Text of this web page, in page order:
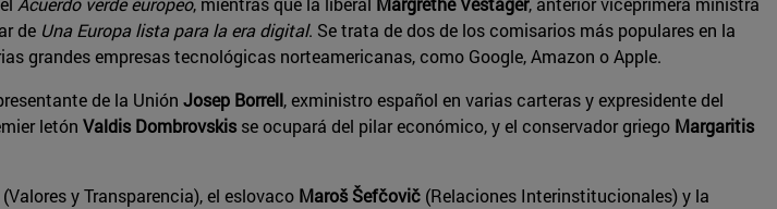
de Una Europa lista para la era digital. Se trata de dos de los comisarios más populares en la
grandes empresas tecnológicas norteamericanas, como Google, Amazon o Apple.
de la Unión Josep Borrell, exministro español en varias carteras y expresidente del
letón Valdis Dombrovskis se ocupará del pilar económico, y el conservador griego Margaritis
(Valores y Transparencia), el eslovaco Maroš Šefčovič (Relaciones Interinstitucionales) y la